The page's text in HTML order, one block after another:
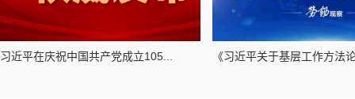
习近平在庆祝中国共产党成立105... 《习近平关于基层工作方法